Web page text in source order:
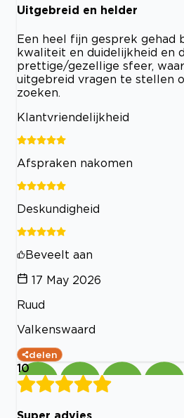
Uitgebreid en helder
Een heel fijn gesprek gehad
kwaliteit en duidelijkheid en
prettige/gezellige sfeer,
uitgebreid vragen te stellen
zoeken.
Klantvriendelijkheid
Afspraken nakomen
Deskundigheid
Beveelt aan
17 May 2026
Ruud
Valkenswaard
delen
10
Super advies